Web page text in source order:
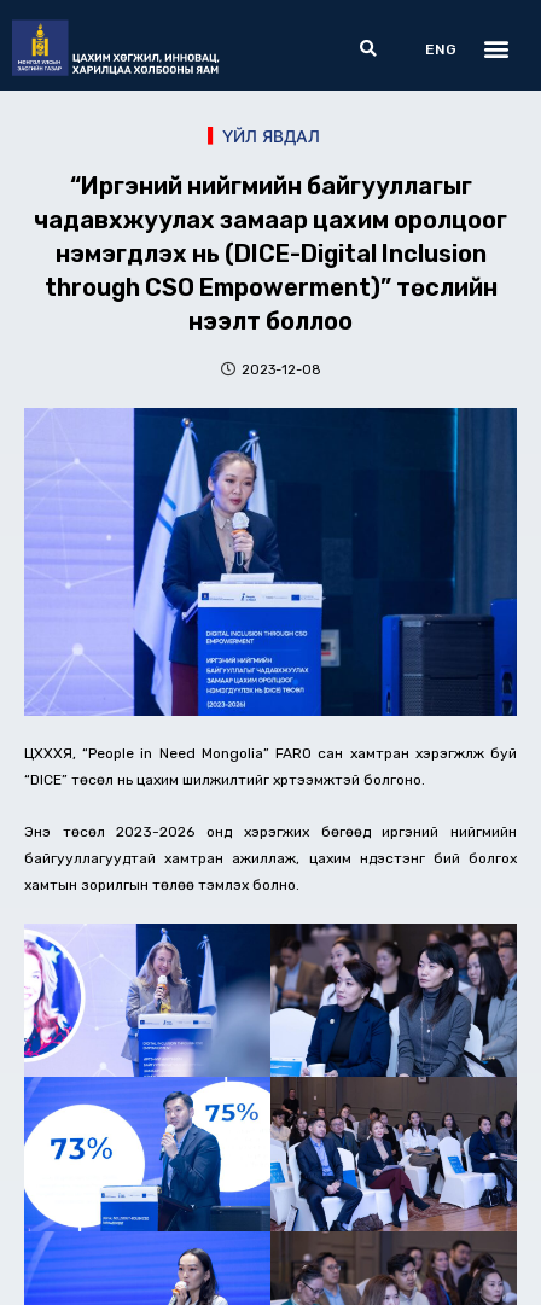
content
Search
ENG
ҮЙЛ ЯВДАЛ
“Иргэний нийгмийн байгууллагыг
чадавхжуулах замаар цахим оролцоог
нэмэгдүүлэх нь (DICE-Digital Inclusion
through CSO Empowerment)” төслийн
нээлт боллоо
2023-12-08
ЦХХХЯ, “People in Need Mongolia” FARO сан хамтран хэрэгжүүлж буй
“DICE” төсөл нь цахим шилжилтийг хүртээмжтэй болгоно.
Энэ төсөл 2023-2026 онд хэрэгжих бөгөөд иргэний нийгмийн
байгууллагуудтай хамтран ажиллаж, цахим үндэстэнг бий болгох
хамтын зорилгын төлөө тэмүүлэх болно.